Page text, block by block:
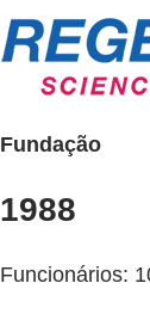
Fundação
1988
Funcionários: